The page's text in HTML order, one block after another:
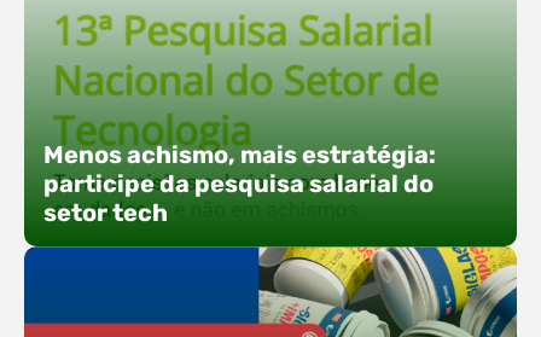
direta: transformar o espaço em um ponto ativo
de conexões e oportunidades. Ao lado do polo, 13
empresas associadas integram o espaço tech,
que estará conectado a um dos palcos
alternativos do evento. A presença conjunta
fortalece o ecossistema e amplia…
Menos achismo, mais estratégia:
participe da pesquisa salarial do
setor tech